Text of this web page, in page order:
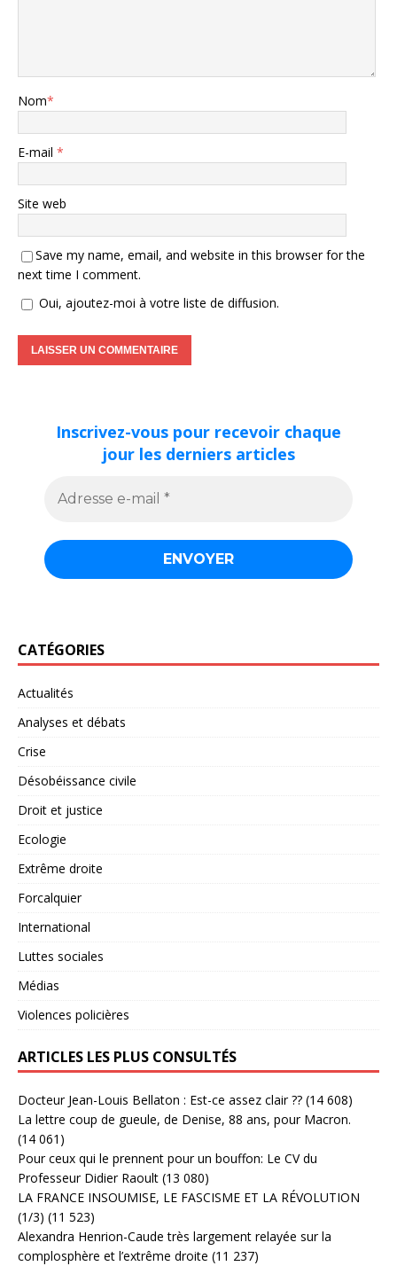
Nom*
E-mail *
Site web
Save my name, email, and website in this browser for the
next time I comment.
Oui, ajoutez-moi à votre liste de diffusion.
Inscrivez-vous pour recevoir chaque
jour les derniers articles
CATÉGORIES
Actualités
Analyses et débats
Crise
Désobéissance civile
Droit et justice
Ecologie
Extrême droite
Forcalquier
International
Luttes sociales
Médias
Violences policières
ARTICLES LES PLUS CONSULTÉS
Docteur Jean-Louis Bellaton : Est-ce assez clair ?? (14 608)
La lettre coup de gueule, de Denise, 88 ans, pour Macron.
(14 061)
Pour ceux qui le prennent pour un bouffon: Le CV du
Professeur Didier Raoult (13 080)
LA FRANCE INSOUMISE, LE FASCISME ET LA RÉVOLUTION
(1/3) (11 523)
Alexandra Henrion-Caude très largement relayée sur la
complosphère et l’extrême droite (11 237)